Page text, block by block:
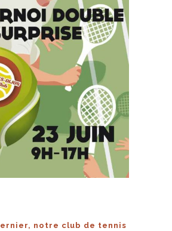
notre club de tennis